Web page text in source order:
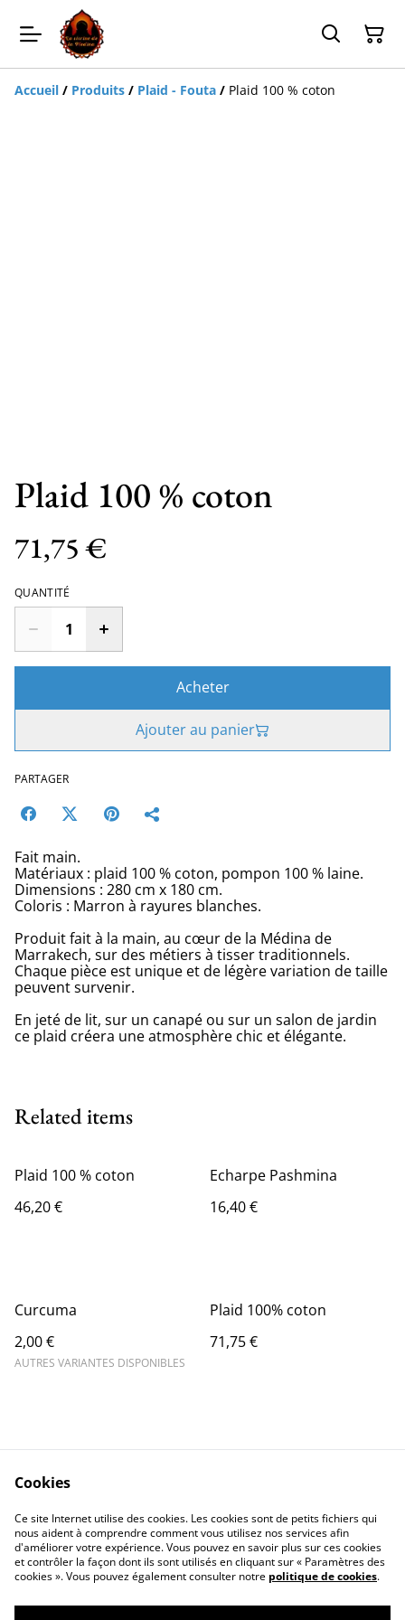
Accueil / Produits / Plaid - Fouta / Plaid 100 % coton
Plaid 100 % coton
71,75 €
QUANTITÉ
Acheter
Ajouter au panier
PARTAGER
Fait main.
Matériaux : plaid 100 % coton, pompon 100 % laine.
Dimensions : 280 cm x 180 cm.
Coloris : Marron à rayures blanches.
Produit fait à la main, au cœur de la Médina de
Marrakech, sur des métiers à tisser traditionnels.
Chaque pièce est unique et de légère variation de taille
peuvent survenir.
En jeté de lit, sur un canapé ou sur un salon de jardin
ce plaid créera une atmosphère chic et élégante.
Related items
Plaid 100 % coton
46,20 €
Echarpe Pashmina
16,40 €
Curcuma
2,00 €
AUTRES VARIANTES DISPONIBLES
Plaid 100% coton
71,75 €
Contact Us
Legal Terms
Privacy Policy
Cookie Policy
Cookies
Ce site Internet utilise des cookies. Les cookies sont de petits fichiers qui
nous aident à comprendre comment vous utilisez nos services afin
d'améliorer votre expérience. Vous pouvez en savoir plus sur ces cookies
et contrôler la façon dont ils sont utilisés en cliquant sur « Paramètres des
cookies ». Vous pouvez également consulter notre politique de cookies.